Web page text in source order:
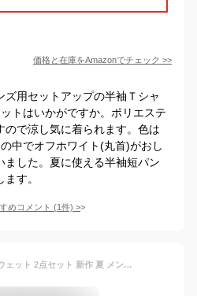
価格と在庫をAmazonでチェック >>
用セットアップの半袖Ｔシャ
トはいかがですか。ポリエステ
ので涼し気に着られます。色は
中でオフホワイト(丸首)がおし
ました。夏に使える半袖短パン
す。
めコメント (1件) >
セットアップ メンズ スウェット 2点セット 新作 夏 メンズ 半袖 短パン ジャージ トレーニングウェア ウエストゴム 40代50代 ファション カジュアル